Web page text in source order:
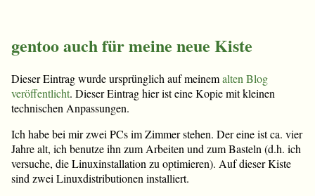
gentoo auch für meine neue Kiste
Dieser Eintrag wurde ursprünglich auf meinemalten Blog
veröffentlicht. Dieser Eintrag hier ist eine Kopie mit kleinen
technischen Anpassungen.
Ich habe bei mir zwei PCs im Zimmer stehen. Der eine ist ca. vier
Jahre alt, ich benutze ihn zum Arbeiten und zum Basteln (d.h. ich
versuche, die Linuxinstallation zu optimieren). Auf dieser Kiste
sind zwei Linuxdistributionen installiert.